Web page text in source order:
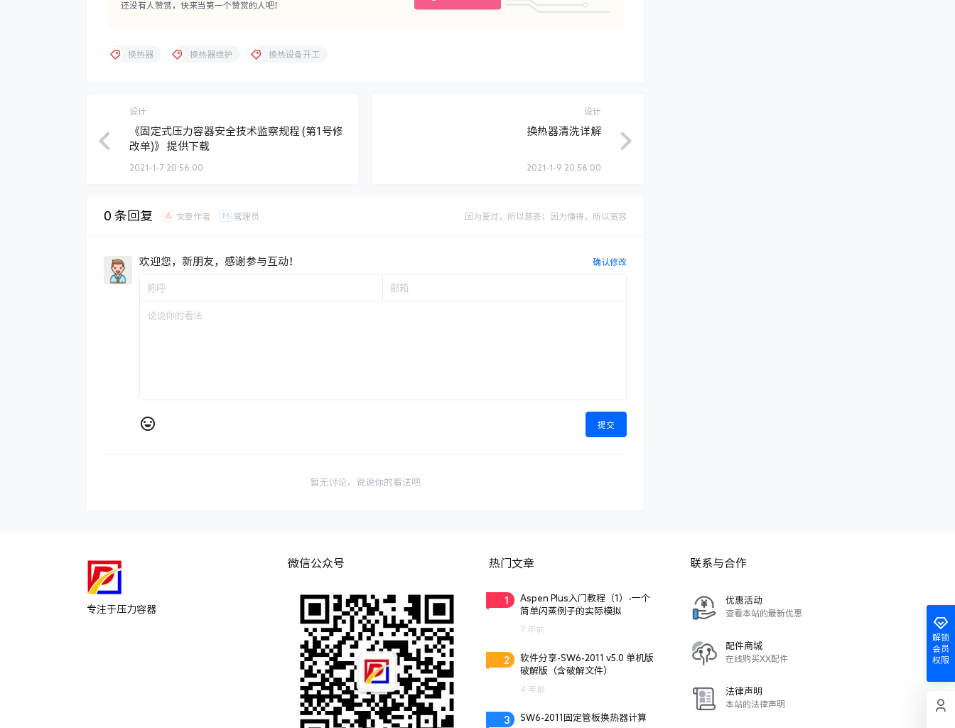
还没有人赞赏，快来当第一个赞赏的人吧！
换热器 换热器维护 换热设备开工
设计
《固定式压力容器安全技术监察规程 (第1号修
改单)》 提供下载
2021-1-7 20:56:00
设计
换热器清洗详解
2021-1-9 20:56:00
0 条回复 A 文章作者 M 管理员 因为爱过，所以慈悲；因为懂得，所以宽容
欢迎您，新朋友，感谢参与互动！ 确认修改
提交
暂无讨论，说说你的看法吧
解锁
会员
权限
专注于压力容器
微信公众号 热门文章
1
Aspen Plus入门教程（1）-一个
简单闪蒸例子的实际模拟
7 年前
2
软件分享-SW6-2011 v5.0 单机版
破解版（含破解文件）
4 年前
3 SW6-2011固定管板换热器计算
联系与合作
优惠活动
查看本站的最新优惠
配件商城
在线购买XX配件
法律声明
本站的法律声明